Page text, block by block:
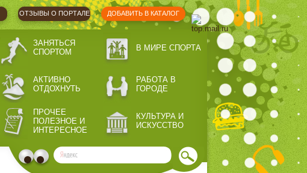
ОТЗЫВЫ О ПОРТАЛЕ ДОБАВИТЬ В КАТАЛОГ
ЗАНЯТЬСЯ
СПОРТОМ
В МИРЕ СПОРТА
АКТИВНО
ОТДОХНУТЬ
РАБОТА В
ГОРОДЕ
ПРОЧЕЕ
ПОЛЕЗНОЕ И
ИНТЕРЕСНОЕ
КУЛЬТУРА И
ИСКУССТВО